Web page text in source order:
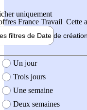
uniquement
France Travail Cette
filtres de Date de création
création de l'offre
Un jour
Trois jours
Une semaine
Deux semaines